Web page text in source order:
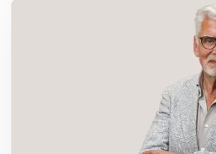
Lees meer over Column Jan Slagter: Vakantie